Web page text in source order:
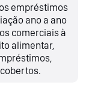
empréstimos
ano a ano
comerciais à
alimentar,